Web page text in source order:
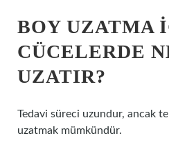
BOY UZATMA
CÜCELERDE
UZATIR?
Tedavi süreci uzundur, ancak
uzatmak mümkündür.